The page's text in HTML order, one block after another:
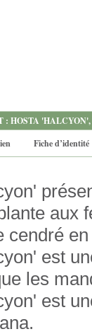
: HOSTA
Fiche d’identité
aux
cendré en
est
les
est